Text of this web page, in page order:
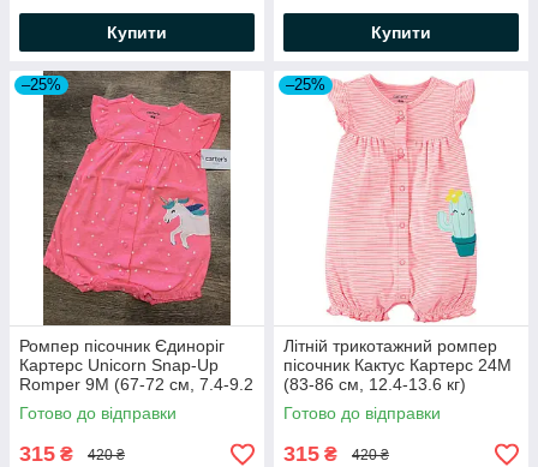
Купити Купити
–25%
Ромпер пісочник Єдиноріг
Картерс Unicorn Snap-Up
Romper 9М (67-72 см, 7.4-9.2
кг)
Готово до відправки
315 ₴ 420 ₴
–25%
Літній трикотажний ромпер
пісочник Кактус Картерс 24М
(83-86 см, 12.4-13.6 кг)
Готово до відправки
315 ₴ 420 ₴